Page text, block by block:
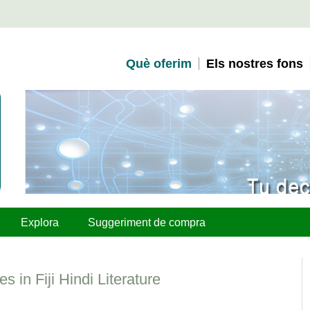
Què oferim Els nostres fons
Explora Suggeriment de compra
in Fiji Hindi Literature